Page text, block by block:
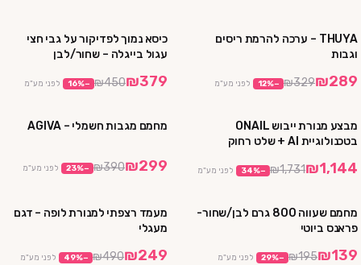
THUYA – ערכה להרמת ריסים
וגבות
₪289
₪329
−
12% לפני מע"מ
כיסא נמוך לפדיקור על גבי חצי
עגול בייגלה – שחור/לבן
₪379
₪450
−
16% לפני מע"מ
מבצע
מבצע מנורת ייבוש ONAIL
בטכנולוגיית AI + שלט רחוק
₪1,144
₪1,731
−
34% לפני מע"מ
מחמם מגבות חשמלי – AGIVA
₪299
₪390
−
23% לפני מע"מ
מחמם שעווה 800 גרם לבן/שחור-
פראנס ביוטי
₪139
₪195
−
29% לפני מע"מ
מעמד רצפתי למנורת לופה – דגם
מעגלי
₪249
₪490
−
49% לפני מע"מ